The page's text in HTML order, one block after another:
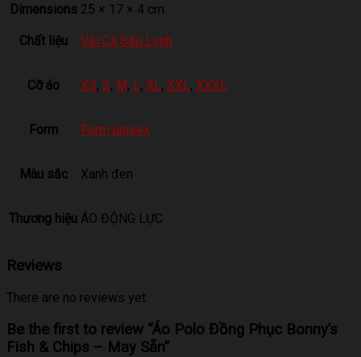
Dimensions 25 × 17 × 4 cm
Chất liệu Vải Cá Sấu Lạnh
Cỡ áo XS, S, M, L, XL, XXL, XXXL
Form Form unisex
Màu sắc Xanh đen
Thương hiệu ÁO ĐỘNG LỰC
Reviews
There are no reviews yet.
Be the first to review “Áo Polo Đồng Phục Bonny’s
Fish & Chips – May Sẵn”